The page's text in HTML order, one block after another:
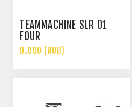
TEAMMACHINE SLR 01
FOUR
0.000 (RUB)